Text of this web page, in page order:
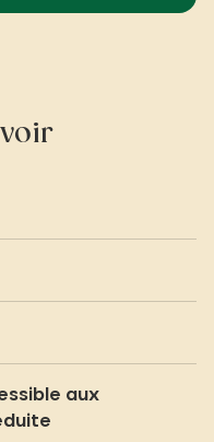
aux